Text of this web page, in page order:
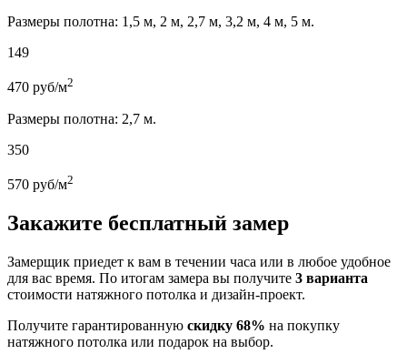
Размеры полотна: 1,5 м, 2 м, 2,7 м, 3,2 м, 4 м, 5 м.
149
470 руб/м2
Размеры полотна: 2,7 м.
350
570 руб/м2
Закажите бесплатный замер
Замерщик приедет к вам в течении часа или в любое удобное
для вас время. По итогам замера вы получите 3 варианта
стоимости натяжного потолка и дизайн-проект.
Получите гарантированную скидку 68% на покупку
натяжного потолка или подарок на выбор.